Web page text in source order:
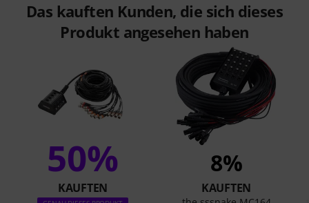
Das kauften Kunden, die sich dieses
Produkt angesehen haben
50%
KAUFTEN
8%
KAUFTEN